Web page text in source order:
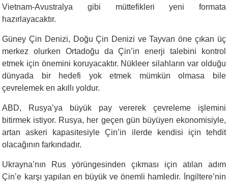
Vietnam-Avustralya gibi müttefikleri yeni formata
hazırlayacaktır.
Güney Çin Denizi, Doğu Çin Denizi ve Tayvan öne çıkan üç
merkez olurken Ortadoğu da Çin’in enerji talebini kontrol
etmek için önemini koruyacaktır. Nükleer silahların var olduğu
dünyada bir hedefi yok etmek mümkün olmasa bile
çevrelemek en akıllı yoldur.
ABD, Rusya’ya büyük pay vererek çevreleme işlemini
bitirmek istiyor. Rusya, her geçen gün büyüyen ekonomisiyle,
artan askeri kapasitesiyle Çin’in ilerde kendisi için tehdit
olacağının farkındadır.
Ukrayna’nın Rus yörüngesinden çıkması için atılan adım
Çin’e karşı yapılan en büyük ve önemli hamledir. İngiltere’nin